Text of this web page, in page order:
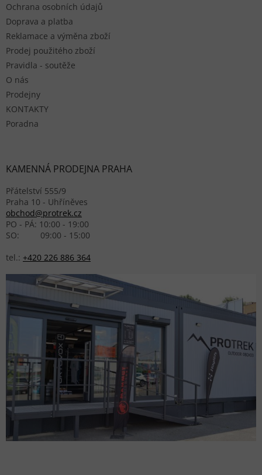
Ochrana osobních údajů
Doprava a platba
Reklamace a výměna zboží
Prodej použitého zboží
Pravidla - soutěže
O nás
Prodejny
KONTAKTY
Poradna
KAMENNÁ PRODEJNA PRAHA
Přátelství 555/9
Praha 10 - Uhříněves
obchod@protrek.cz
PO - PÁ: 10:00 - 19:00
SO: 09:00 - 15:00
tel.: +420 226 886 364